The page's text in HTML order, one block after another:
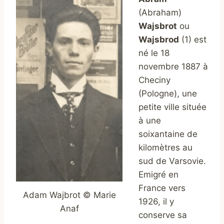
Adam Wajbrot © Marie
Anaf
(Abraham)
Wajsbrot ou
Wajsbrod (1) est
né le 18
novembre 1887 à
Checiny
(Pologne), une
petite ville située
à une
soixantaine de
kilomètres au
sud de Varsovie.
Emigré en
France vers
1926, il y
conserve sa